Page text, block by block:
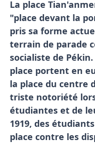
La place
"place devant la
pris sa forme
terrain de parade
socialiste de
place portent en
la place du centre
triste notoriété
étudiantes et de
1919, des
place contre les